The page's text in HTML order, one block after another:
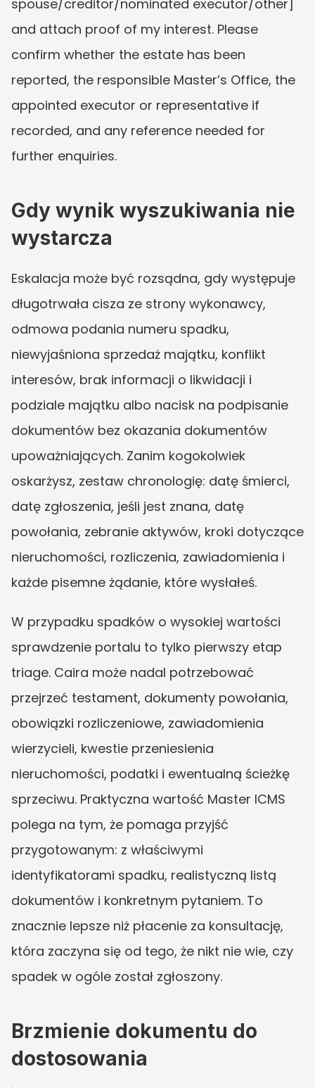
spouse/creditor/nominated executor/other]
and attach proof of my interest. Please
confirm whether the estate has been
reported, the responsible Master’s Office, the
appointed executor or representative if
recorded, and any reference needed for
further enquiries.
Gdy wynik wyszukiwania nie
wystarcza
Eskalacja może być rozsądna, gdy występuje
długotrwała cisza ze strony wykonawcy,
odmowa podania numeru spadku,
niewyjaśniona sprzedaż majątku, konflikt
interesów, brak informacji o likwidacji i
podziale majątku albo nacisk na podpisanie
dokumentów bez okazania dokumentów
upoważniających. Zanim kogokolwiek
oskarżysz, zestaw chronologię: datę śmierci,
datę zgłoszenia, jeśli jest znana, datę
powołania, zebranie aktywów, kroki dotyczące
nieruchomości, rozliczenia, zawiadomienia i
każde pisemne żądanie, które wysłałeś.
W przypadku spadków o wysokiej wartości
sprawdzenie portalu to tylko pierwszy etap
triage. Caira może nadal potrzebować
przejrzeć testament, dokumenty powołania,
obowiązki rozliczeniowe, zawiadomienia
wierzycieli, kwestie przeniesienia
nieruchomości, podatki i ewentualną ścieżkę
sprzeciwu. Praktyczna wartość Master ICMS
polega na tym, że pomaga przyjść
przygotowanym: z właściwymi
identyfikatorami spadku, realistyczną listą
dokumentów i konkretnym pytaniem. To
znacznie lepsze niż płacenie za konsultację,
która zaczyna się od tego, że nikt nie wie, czy
spadek w ogóle został zgłoszony.
Brzmienie dokumentu do
dostosowania